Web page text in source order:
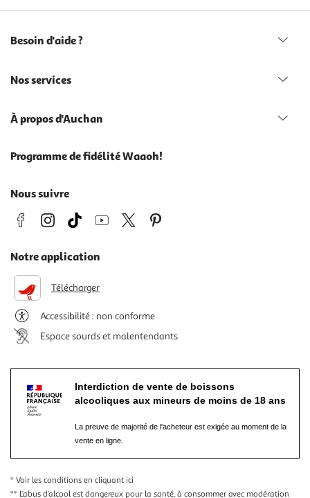
Besoin d'aide ?
Nos services
À propos d'Auchan
Programme de fidélité Waaoh!
Nous suivre
Notre application
Télécharger
Accessibilité : non conforme
Espace sourds et malentendants
Interdiction de vente de boissons
alcooliques aux mineurs de moins de 18 ans
La preuve de majorité de l'acheteur est exigée au moment de la
vente en ligne.
* Voir les conditions en cliquant ici
** L’abus d’alcool est dangereux pour la santé, à consommer avec modération